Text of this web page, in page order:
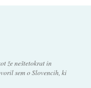
že neštetokrat in
sem o Slovencih, ki